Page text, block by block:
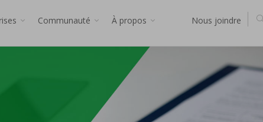
Communauté À propos Nous joindre